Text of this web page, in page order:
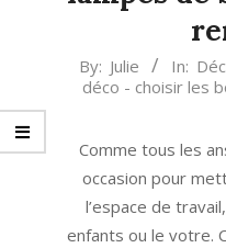
2021-
08-
By: Julie In:
déco - choisir les
Comme tous les
occasion pour
l’espace de
enfants ou le votre.